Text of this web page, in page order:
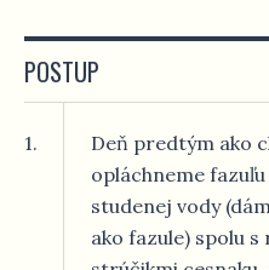
POSTUP
1.
Deň predtým ako
opláchneme
studenej vody
ako fazule) spolu